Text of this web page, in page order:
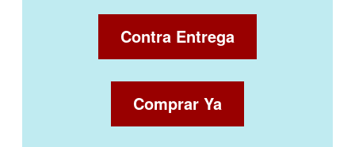
Contra Entrega
Comprar Ya